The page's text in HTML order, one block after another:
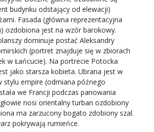
budynku odstający od elewacji)
Fasada (główna reprezentacyjna
ozdobiona jest na wzór barokowy.
dominuje postać Aleksandry
(portret znajduje się w zbiorach
w Łańcucie). Na portrecie Potocka
jako starsza kobieta. Ubrana jest w
stylu empire (odmiana późnego
we Francji podczas panowania
nosi orientalny turban ozdobiony
ma zarzucony bogato zdobiony szal.
pokrywają rumieńce.